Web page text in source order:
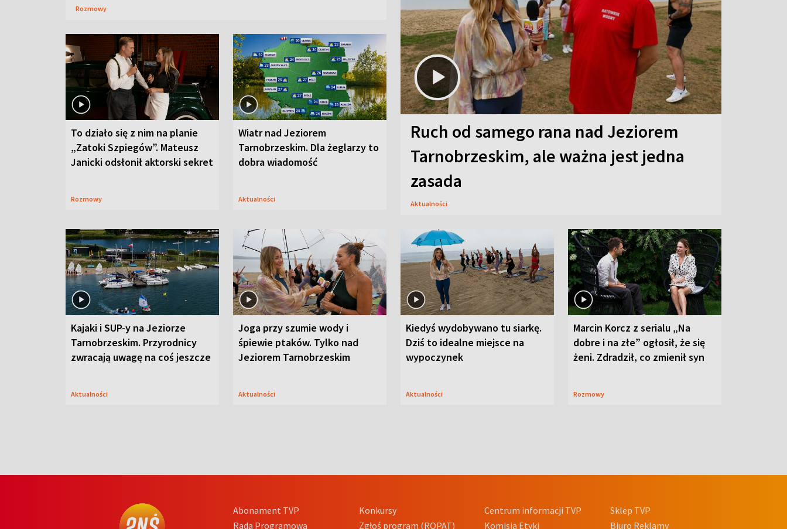
Rozmowy
To działo się z nim na planie
„Zatoki Szpiegów”. Mateusz
Janicki odsłonił aktorski sekret
Rozmowy
Wiatr nad Jeziorem
Tarnobrzeskim. Dla żeglarzy to
dobra wiadomość
Aktualności
Ruch od samego rana nad Jeziorem
Tarnobrzeskim, ale ważna jest jedna
zasada
Aktualności
Kajaki i SUP-y na Jeziorze
Tarnobrzeskim. Przyrodnicy
zwracają uwagę na coś jeszcze
Aktualności
Joga przy szumie wody i
śpiewie ptaków. Tylko nad
Jeziorem Tarnobrzeskim
Aktualności
Kiedyś wydobywano tu siarkę.
Dziś to idealne miejsce na
wypoczynek
Aktualności
Marcin Korcz z serialu „Na
dobre i na złe” ogłosił, że się
żeni. Zdradził, co zmienił syn
Rozmowy
Abonament TVP
Rada Programowa
Konkursy
Zgłoś program (ROPAT)
Centrum informacji TVP
Komisja Etyki
Sklep TVP
Biuro Reklamy